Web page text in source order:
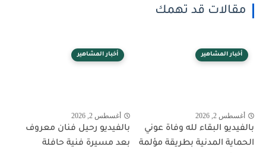
مقالات قد تهمك
أخبار المشاهير
أغسطس 2, 2026
بالفيديو البقاء لله وفاة عوني
الحماية المدنية بطريقة مؤلمة
أخبار المشاهير
أغسطس 2, 2026
بالفيديو رحيل فنان معروف
بعد مسيرة فنية حافلة